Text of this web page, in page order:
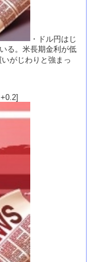
・ドル円はじ
る。米長期金利が低
がじわりと強まっ